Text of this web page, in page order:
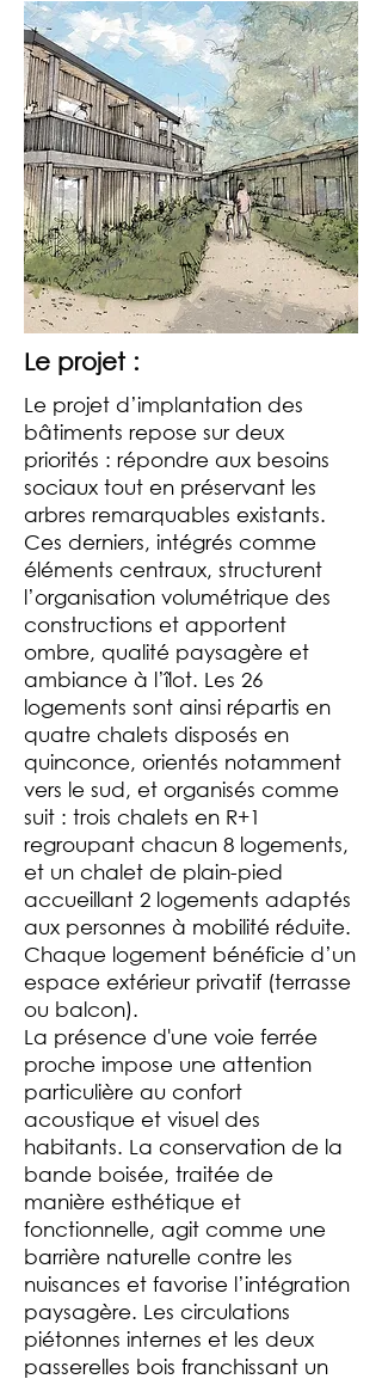
Le projet :
Le projet d’implantation des
bâtiments repose sur deux
priorités : répondre aux besoins
sociaux tout en préservant les
arbres remarquables existants.
Ces derniers, intégrés comme
éléments centraux, structurent
l’organisation volumétrique des
constructions et apportent
ombre, qualité paysagère et
ambiance à l’îlot. Les 26
logements sont ainsi répartis en
quatre chalets disposés en
quinconce, orientés notamment
vers le sud, et organisés comme
suit : trois chalets en R+1
regroupant chacun 8 logements,
et un chalet de plain-pied
accueillant 2 logements adaptés
aux personnes à mobilité réduite.
Chaque logement bénéficie d’un
espace extérieur privatif (terrasse
ou balcon).
La présence d'une voie ferrée
proche impose une attention
particulière au confort
acoustique et visuel des
habitants. La conservation de la
bande boisée, traitée de
manière esthétique et
fonctionnelle, agit comme une
barrière naturelle contre les
nuisances et favorise l’intégration
paysagère. Les circulations
piétonnes internes et les deux
passerelles bois franchissant un